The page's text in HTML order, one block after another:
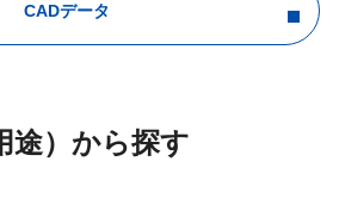
CADデータ
途）から探す